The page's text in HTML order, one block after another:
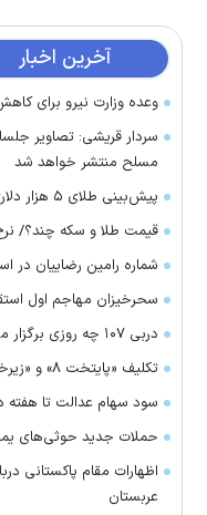
آخرین اخبار
وعده وزارت نیرو برای
سردار قریشی: تصاویر
مسلح منتشر خواهد شد
پیش‌بینی طلای ۵ هزار دلاری تا زمستان ۲۰۲۶
قیمت طلا و سکه چند؟/
شماره رامین رضاییان در
سحرخیزان مهاجم اول
دربی ۱۰۷ چه روزی برگزار می‌شود؟
تکلیف «پایتخت ۸» و «زیرخاکی ۵» مشخص شد
سود سهام عدالت تا هفته
حملات جدید حوثی‌های
اظهارات مقام پاکستانی
عربستان